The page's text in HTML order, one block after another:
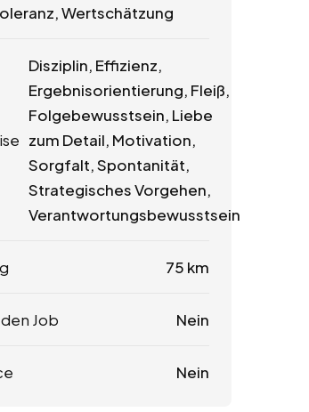
Wertschätzung
Disziplin, Effizienz,
Ergebnisorientierung, Fleiß,
Folgebewusstsein, Liebe
zum Detail, Motivation,
Sorgfalt, Spontanität,
Strategisches Vorgehen,
Verantwortungsbewusstsein
75 km
Job Nein
Nein